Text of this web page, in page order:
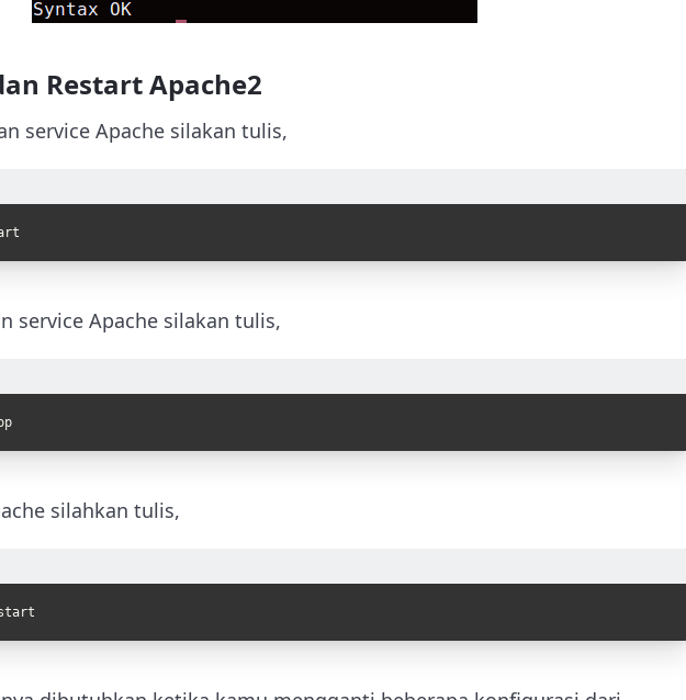
Restart Apache2
service Apache silakan tulis,
service Apache silakan tulis,
silahkan tulis,